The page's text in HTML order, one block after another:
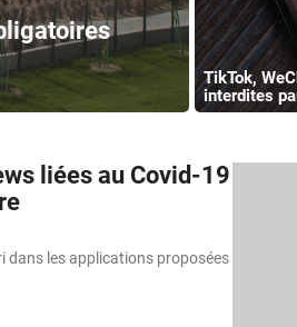
TikTok,
interdites
liées au Covid-19
dans les applications proposées